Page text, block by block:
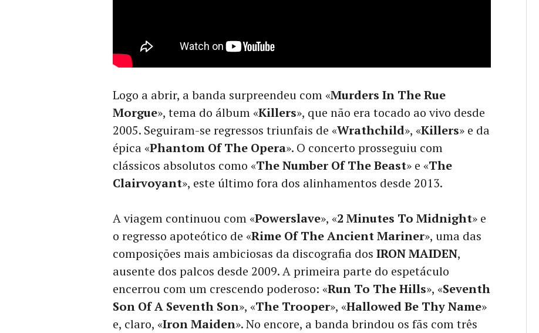
Logo a abrir, a banda surpreendeu com «Murders In The Rue
Morgue», tema do álbum «Killers», que não era tocado ao vivo desde
2005. Seguiram-se regressos triunfais de «Wrathchild», «Killers» e da
épica «Phantom Of The Opera». O concerto prosseguiu com
clássicos absolutos como «The Number Of The Beast» e «The
Clairvoyant», este último fora dos alinhamentos desde 2013.
A viagem continuou com «Powerslave», «2 Minutes To Midnight» e
o regresso apoteótico de «Rime Of The Ancient Mariner», uma das
composições mais ambiciosas da discografia dos IRON MAIDEN,
ausente dos palcos desde 2009. A primeira parte do espetáculo
encerrou com um crescendo poderoso: «Run To The Hills», «Seventh
Son Of A Seventh Son», «The Trooper», «Hallowed Be Thy Name»
e, claro, «Iron Maiden». No encore, a banda brindou os fãs com três